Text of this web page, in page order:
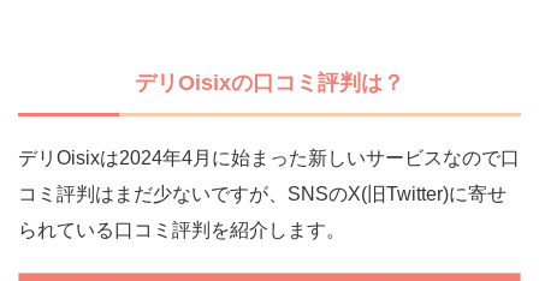
デリOisixの口コミ評判は？
デリOisixは2024年4月に始まった新しいサービスなので口
コミ評判はまだ少ないですが、SNSのX(旧Twitter)に寄せ
られている口コミ評判を紹介します。